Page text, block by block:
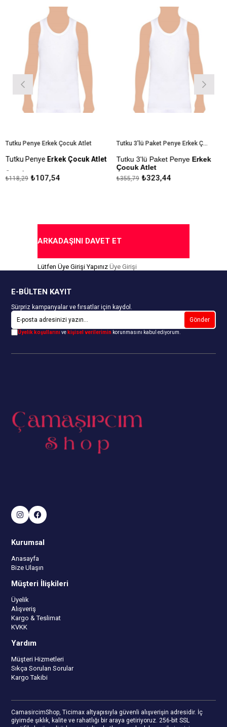
Tutku Penye Erkek Çocuk Atlet
Tutku PenyeErkek Çocuk Atlet
Ürün İçeriği: %100 Pamuk
₺107,54
₺118,29
Tutku 3'lü Paket Penye Erkek Çocuk Atlet
Tutku 3'lü Paket PenyeErkek
Çocuk Atlet
Ürün İçeriği: %100 Pamuk
₺323,44
₺355,79
ARKADAŞINI DAVET ET
Lütfen Üye Girişi Yapınız Üye Girişi
E-BÜLTEN KAYIT
Sürpriz kampanyalar ve fırsatlar için kaydol.
Gönder
Üyelik koşullarınıve kişisel verilerimin korunmasını kabul ediyorum.
Kurumsal
Anasayfa
Bize Ulaşın
Müşteri İlişkileri
Üyelik
Alışveriş
Kargo & Teslimat
KVKK
Yardım
Müşteri Hizmetleri
Sıkça Sorulan Sorular
Kargo Takibi
CamasircimShop, Ticimax altyapısıyla güvenli alışverişin adresidir. İç
giyimde şıklık, kalite ve rahatlığı bir araya getiriyoruz. 256-bit SSL